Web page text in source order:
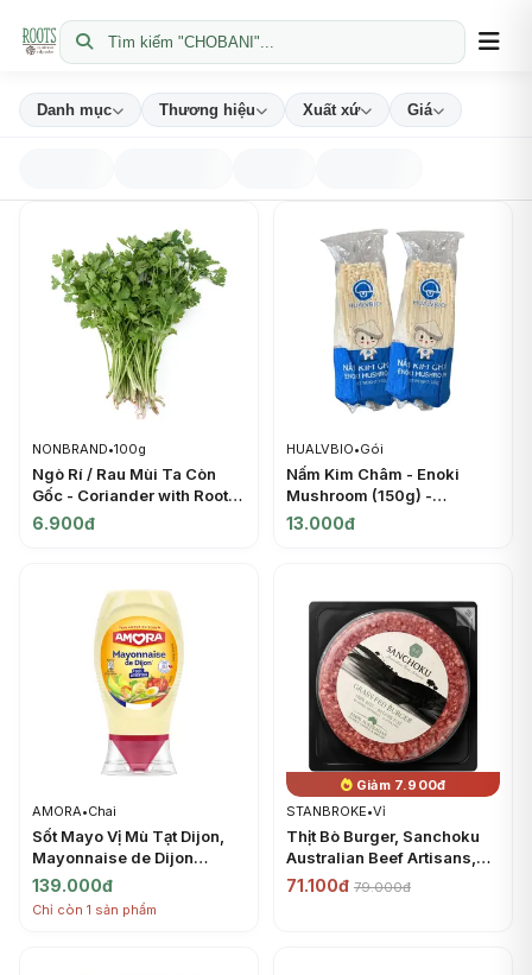
Tìm kiếm "CHOBANI"...
Danh mục Thương hiệu Xuất xứ Giá
NONBRAND•100g
Ngò Rí / Rau Mùi Ta Còn
Gốc - Coriander with Roots
- NONBRAND
6.900đ
HUALVBIO•Gói
Nấm Kim Châm - Enoki
Mushroom (150g) -
HUALVBIO
13.000đ
AMORA•Chai
Sốt Mayo Vị Mù Tạt Dijon,
Mayonnaise de Dijon
(235g) - AMORA
139.000đ
Chỉ còn 1 sản phẩm
Giảm 7.900đ
STANBROKE•Vỉ
Thịt Bò Burger, Sanchoku
Australian Beef Artisans,
Grass Fed Burger (150g) -
71.100đ 79.000đ